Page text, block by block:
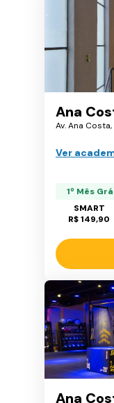
Ana
Av. Ana
Ver
1º Mês
SMART
R$ 149,90
Ana